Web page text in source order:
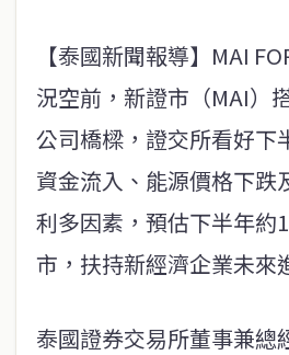
【泰國新聞報導】MAI
況空前，新證市（MAI）
公司橋樑，證交所看好下
資金流入、能源價格下跌
利多因素，預估下半年約
市，扶持新經濟企業未來
泰國證券交易所董事兼總